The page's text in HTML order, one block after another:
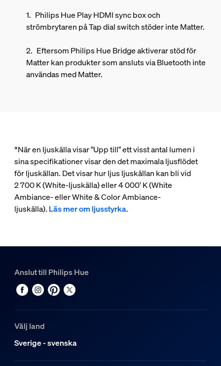
Philips Hue Play HDMI sync box och
strömbrytaren på Tap dial switch stöder inte Matter.
Eftersom Philips Hue Bridge aktiverar stöd för
Matter kan produkter som ansluts via Bluetooth inte
användas med Matter.
*När en ljuskälla visar "Upp till" ett visst antal lumen i
sina specifikationer visar den det maximala ljusflödet
för ljuskällan. Det visar hur ljus ljuskällan kan bli vid
2 700 K (White-ljuskälla) eller 4 000' K (White
Ambiance- eller White & Color Ambiance-
ljuskälla). Läs mer om ljusstyrka.
Anslut till Philips Hue
Välj land
Sverige - svenska